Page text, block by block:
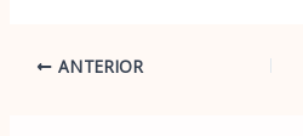
ANTERIOR